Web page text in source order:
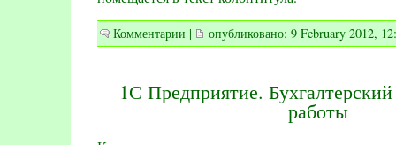
Комментарии | опубликовано: 9 February 2012,
1С Предприятие.
работы